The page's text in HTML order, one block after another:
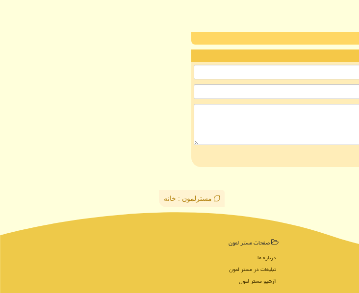
مسترلمون : خانه
صفحات مستر لمون
درباره ما
تبلیغات در مستر لمون
آرشیو مستر لمون